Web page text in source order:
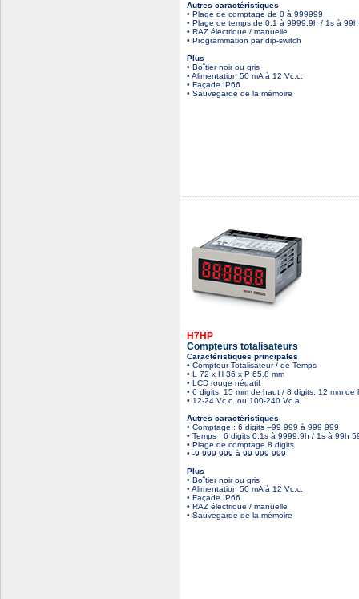
Autres caractéristiques
• Plage de comptage de 0 à 999999
• Plage de temps de 0.1 à 9999.9h / 1s à
• RAZ électrique / manuelle
• Programmation par dip-switch
Plus
• Boîtier noir ou gris
• Alimentation 50 mA à 12 Vc.c.
• Façade IP66
• Sauvegarde de la mémoire
H7HP
Compteurs totalisateurs
Caractéristiques principales
• Compteur Totalisateur / de Temps
• L 72 x H 36 x P 65.8 mm
• LCD rouge négatif
• 6 digits, 15 mm de haut / 8 digits, 12 mm de
• 12-24 Vc.c. ou 100-240 Vc.a.
Autres caractéristiques
• Comptage : 6 digits –99 999 à 999 999
• Temps : 6 digits 0.1s à 9999.9h / 1s à 99h
• Plage de comptage 8 digits
• -9 999 999 à 99 999 999
Plus
• Boîtier noir ou gris
• Alimentation 50 mA à 12 Vc.c.
• Façade IP66
• RAZ électrique / manuelle
• Sauvegarde de la mémoire